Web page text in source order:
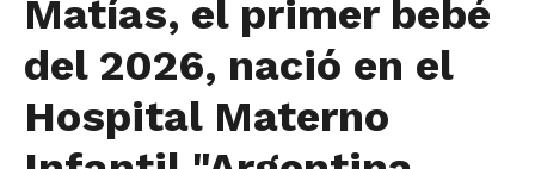
Matías, el primer bebé
del 2026, nació en el
Hospital Materno